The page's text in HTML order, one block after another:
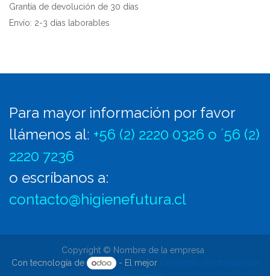
Grantía de devolución de 30 días
Envío: 2-3 días laborables
Para mayor información por favor
llámenos al: +56 (2) 2220 0326 o ´56 (2)
2220 7236
o escríbanos a:
contacto@higienefutura.cl
Copyright © Nombre de la empresa
Con tecnología de
- El mejor